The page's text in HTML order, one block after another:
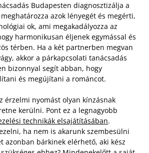
Budapesten diagnosztizálja a
azok lényegét és megérti,
ok, ami megakadályozza az
harmonikusan éljenek egymással és
térben. Ha a két partnerben megvan
akkor a párkapcsolati tanácsadás
bizonnyal segít abban, hogy
és megújítani a románcot.
érzelmi nyomást olyan kínzásnak
kerülni. Pont ez a legnagyobb
technikák elsajátításában.
ha nem is akarunk szembesülni
azonban bárkinek elérhető, aki kész